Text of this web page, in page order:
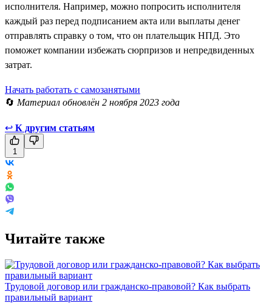
исполнителя. Например, можно попросить исполнителя
каждый раз перед подписанием акта или выплаты денег
отправлять справку о том, что он плательщик НПД. Это
поможет компании избежать сюрпризов и непредвиденных
затрат.
Начать работать с самозанятыми
🔄 Материал обновлён 2 ноября 2023 года
↩ К другим статьям
1
Читайте также
Трудовой договор или гражданско-правовой? Как выбрать
правильный вариант